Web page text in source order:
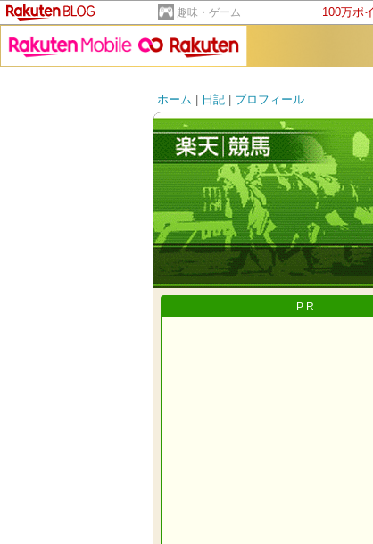
趣味・ゲーム 100万ポ
ホーム
日記 プロフィール
PR